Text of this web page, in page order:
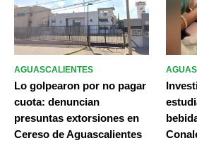
AGUASCALIENTES
Lo golpearon por no pagar
cuota: denuncian
presuntas extorsiones en
Cereso de Aguascalientes